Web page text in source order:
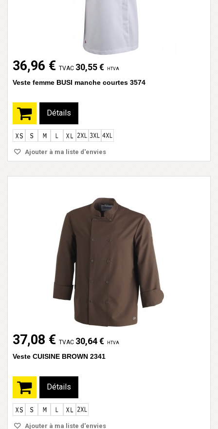
36,96 € TVAC 30,55 € HTVA
Veste femme BUSI manche courtes 3574
Détails
Ajouter à ma liste d'envies
37,08 € TVAC 30,64 € HTVA
Veste CUISINE BROWN 2341
Détails
Ajouter à ma liste d'envies